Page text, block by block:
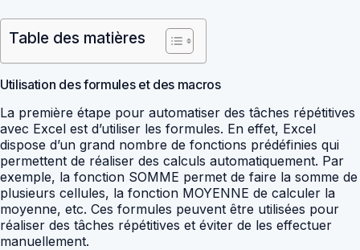
Table des matières
Utilisation des formules et des macros
La première étape pour automatiser des tâches répétitives
avec Excel est d’utiliser les formules. En effet, Excel
dispose d’un grand nombre de fonctions prédéfinies qui
permettent de réaliser des calculs automatiquement. Par
exemple, la fonction SOMME permet de faire la somme de
plusieurs cellules, la fonction MOYENNE de calculer la
moyenne, etc. Ces formules peuvent être utilisées pour
réaliser des tâches répétitives et éviter de les effectuer
manuellement.